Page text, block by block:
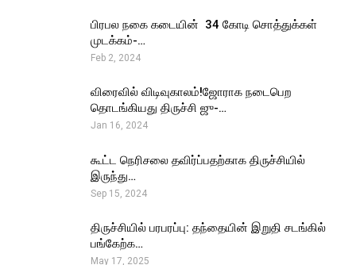
பிரபல நகை கடையின் ₹ 34 கோடி சொத்துக்கள்
முடக்கம்-…
Feb 2, 2024
விரைவில் விடிவுகாலம்!ஜோராக நடைபெற
தொடங்கியது திருச்சி ஜு-…
Jan 16, 2024
கூட்ட நெரிசலை தவிர்ப்பதற்காக திருச்சியில்
இருந்து…
Sep 15, 2024
திருச்சியில் பரபரப்பு: தந்தையின் இறுதி சடங்கில்
பங்கேற்க…
May 17, 2025